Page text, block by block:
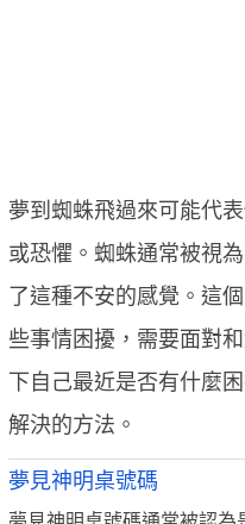
夢到蜘蛛飛過來可能代
或恐懼。蜘蛛通常被視
了這種不安的感覺。這
些事情困擾，需要面對
下自己最近是否有什麼
解決的方法。
夢見神明桌號碼